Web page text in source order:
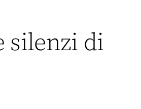
silenzi di